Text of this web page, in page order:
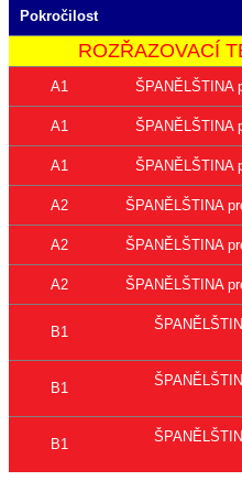
Pokročilost
ROZŘAZOVACÍ
A1 ŠPANĚLŠTINA
A1 ŠPANĚLŠTINA
A1 ŠPANĚLŠTINA
A2 ŠPANĚLŠTINA
A2 ŠPANĚLŠTINA
A2 ŠPANĚLŠTINA
B1
B1
B1